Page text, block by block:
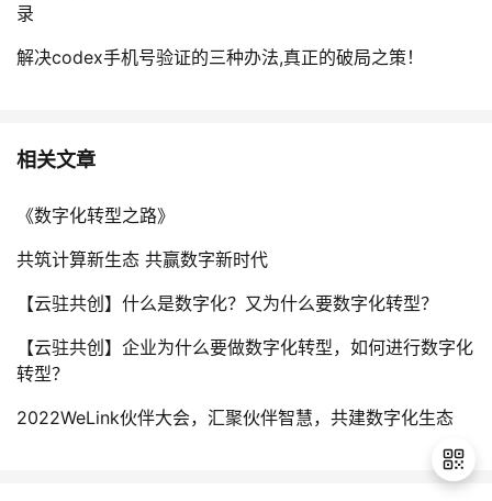
录
解决codex手机号验证的三种办法,真正的破局之策！
相关文章
《数字化转型之路》
共筑计算新生态 共赢数字新时代
【云驻共创】什么是数字化？又为什么要数字化转型？
【云驻共创】企业为什么要做数字化转型，如何进行数字化
转型？
2022WeLink伙伴大会，汇聚伙伴智慧，共建数字化生态